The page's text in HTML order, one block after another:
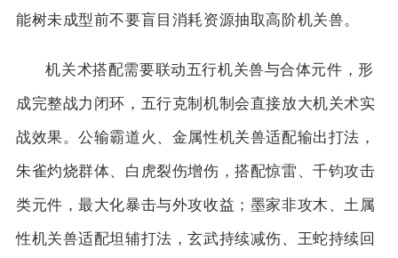
能树未成型前不要盲目消耗资源抽取高阶机关兽。
机关术搭配需要联动五行机关兽与合体元件，形
成完整战力闭环，五行克制机制会直接放大机关术实
战效果。公输霸道火、金属性机关兽适配输出打法，
朱雀灼烧群体、白虎裂伤增伤，搭配惊雷、千钧攻击
类元件，最大化暴击与外攻收益；墨家非攻木、土属
性机关兽适配坦辅打法，玄武持续减伤、王蛇持续回